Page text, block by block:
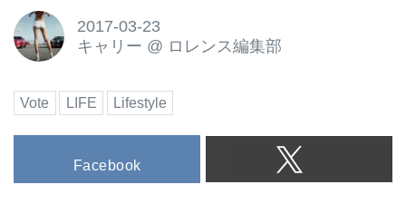
2017-03-23
キャリー @ ロレンス編集部
Vote LIFE Lifestyle
Facebook